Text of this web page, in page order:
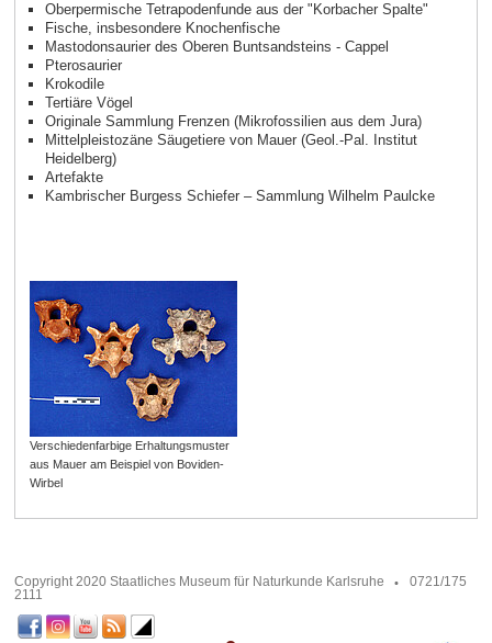
Oberpermische Tetrapodenfunde aus der "Korbacher Spalte"
Fische, insbesondere Knochenfische
Mastodonsaurier des Oberen Buntsandsteins - Cappel
Pterosaurier
Krokodile
Tertiäre Vögel
Originale Sammlung Frenzen (Mikrofossilien aus dem Jura)
Mittelpleistozäne Säugetiere von Mauer (Geol.-Pal. Institut
Heidelberg)
Artefakte
Kambrischer Burgess Schiefer – Sammlung Wilhelm Paulcke
Verschiedenfarbige Erhaltungsmuster
aus Mauer am Beispiel von Boviden-
Wirbel
Copyright 2020 Staatliches Museum für Naturkunde Karlsruhe
0721/175
2111